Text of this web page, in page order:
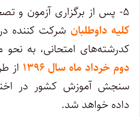
۵- پس‌ از برگزاری‌ آزمون‌ و تصحیح‌ اوراق‌،
کلیه‌ داوطلبان‌ شرکت‌ کننده‌
کدرشته‌های‌ امتحانی‌، به
دوم خرداد ماه سال ۱۳۹۶
از
سنجش آموزش کشور در
داده‌ خواهد شد.